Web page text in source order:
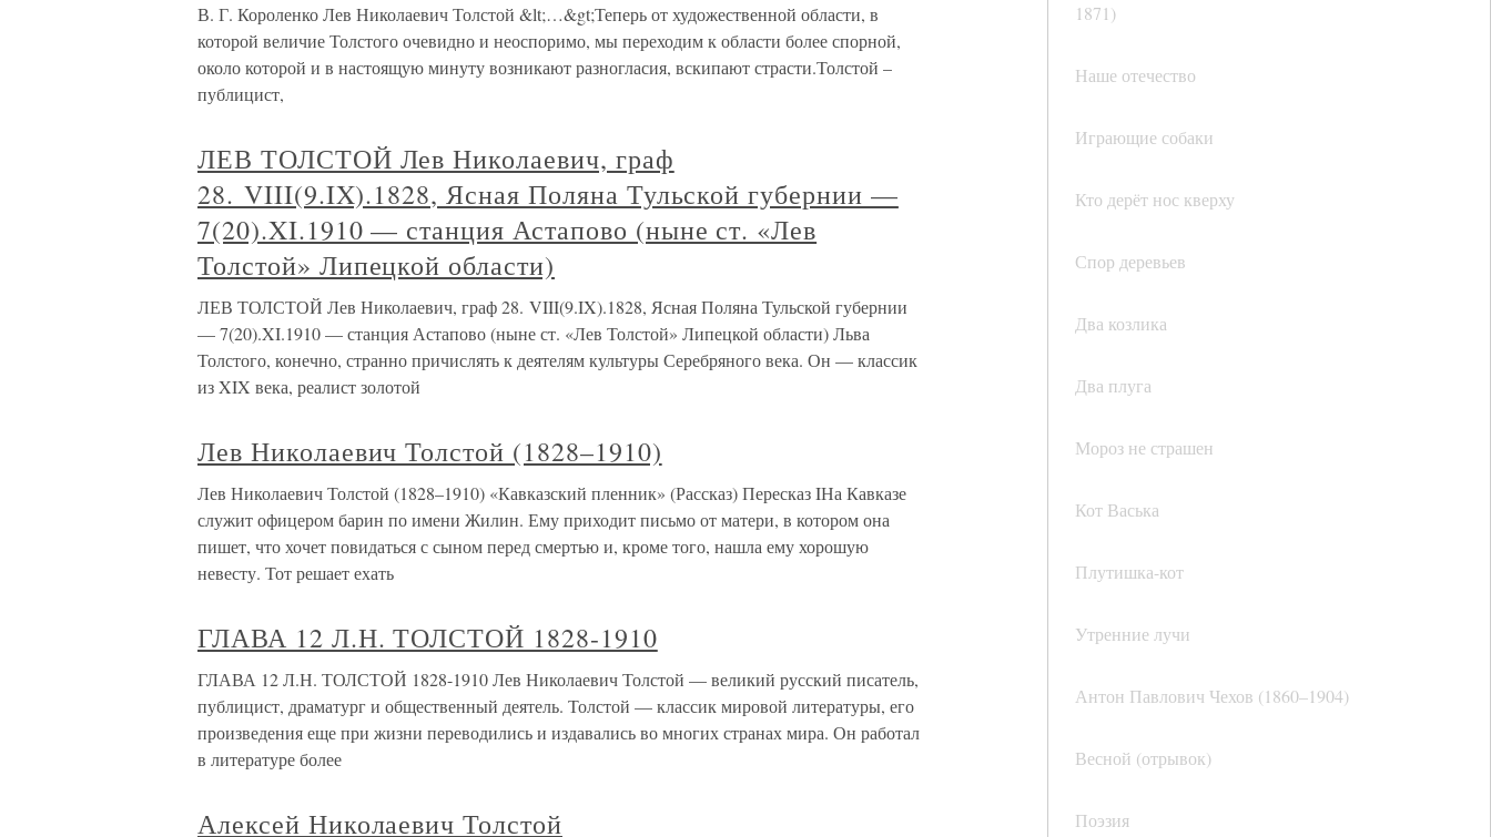
1871)
Наше отечество
Играющие собаки
Кто дерёт нос кверху
Спор деревьев
Два козлика
Два плуга
Мороз не страшен
Кот Васька
Плутишка-кот
Утренние лучи
Антон Павлович Чехов (1860–1904)
Весной (отрывок)
Поэзия
В. Г. Короленко Лев Николаевич Толстой &lt;…&gt;Теперь от художественной области, в
которой величие Толстого очевидно и неоспоримо, мы переходим к области более спорной,
около которой и в настоящую минуту возникают разногласия, вскипают страсти.Толстой –
публицист,
ЛЕВ ТОЛСТОЙ Лев Николаевич, граф
28. VIII(9.IX).1828, Ясная Поляна Тульской губернии —
7(20).XI.1910 — станция Астапово (ныне ст. «Лев
Толстой» Липецкой области)
ЛЕВ ТОЛСТОЙ Лев Николаевич, граф 28. VIII(9.IX).1828, Ясная Поляна Тульской губернии
— 7(20).XI.1910 — станция Астапово (ныне ст. «Лев Толстой» Липецкой области) Льва
Толстого, конечно, странно причислять к деятелям культуры Серебряного века. Он — классик
из XIX века, реалист золотой
Лев Николаевич Толстой (1828–1910)
Лев Николаевич Толстой (1828–1910) «Кавказский пленник» (Рассказ) Пересказ IНа Кавказе
служит офицером барин по имени Жилин. Ему приходит письмо от матери, в котором она
пишет, что хочет повидаться с сыном перед смертью и, кроме того, нашла ему хорошую
невесту. Тот решает ехать
ГЛАВА 12 Л.Н. ТОЛСТОЙ 1828-1910
ГЛАВА 12 Л.Н. ТОЛСТОЙ 1828-1910 Лев Николаевич Толстой — великий русский писатель,
публицист, драматург и общественный деятель. Толстой — классик мировой литературы, его
произведения еще при жизни переводились и издавались во многих странах мира. Он работал
в литературе более
Алексей Николаевич Толстой